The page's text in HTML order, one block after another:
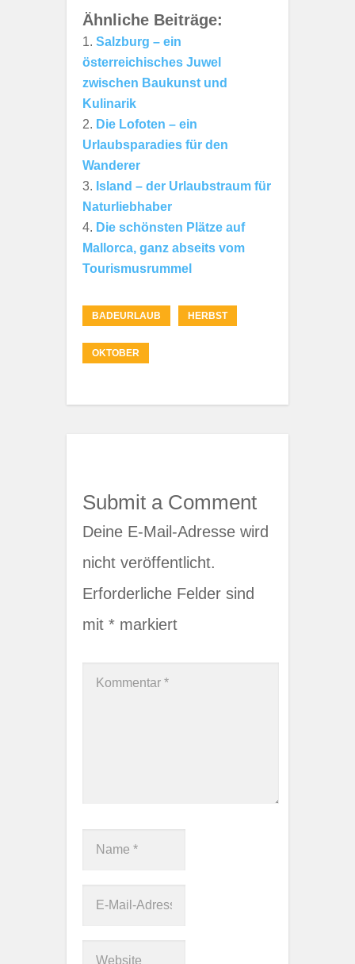
Ähnliche Beiträge:
Salzburg – ein
österreichisches Juwel
zwischen Baukunst und
Kulinarik
Die Lofoten – ein
Urlaubsparadies für den
Wanderer
Island – der Urlaubstraum für
Naturliebhaber
Die schönsten Plätze auf
Mallorca, ganz abseits vom
Tourismusrummel
BADEURLAUB HERBST
OKTOBER
Submit a Comment
Deine E-Mail-Adresse wird
nicht veröffentlicht.
Erforderliche Felder sind
mit * markiert